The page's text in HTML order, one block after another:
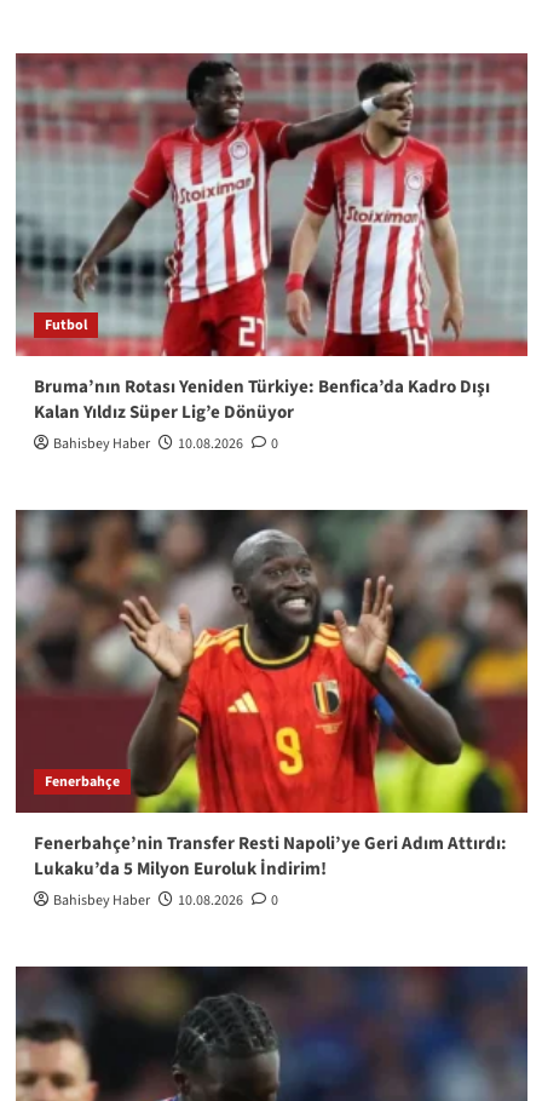
Futbol
Bruma’nın Rotası Yeniden Türkiye: Benfica’da Kadro Dışı
Kalan Yıldız Süper Lig’e Dönüyor
Bahisbey Haber 10.08.2026 0
Fenerbahçe
Fenerbahçe’nin Transfer Resti Napoli’ye Geri Adım Attırdı:
Lukaku’da 5 Milyon Euroluk İndirim!
Bahisbey Haber 10.08.2026 0